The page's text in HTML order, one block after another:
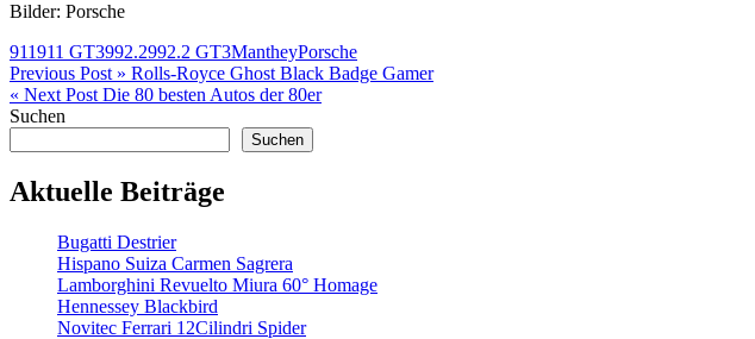
Bilder: Porsche
911911 GT3992.2992.2 GT3MantheyPorsche
Beitragsnavigation
Previous Post » Rolls-Royce Ghost Black Badge Gamer
« Next Post Die 80 besten Autos der 80er
Suchen
Suchen
Aktuelle Beiträge
Bugatti Destrier
Hispano Suiza Carmen Sagrera
Lamborghini Revuelto Miura 60° Homage
Hennessey Blackbird
Novitec Ferrari 12Cilindri Spider